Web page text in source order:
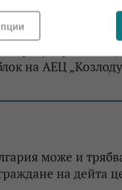
регулиране
на АЕЦ
може и
на дейта